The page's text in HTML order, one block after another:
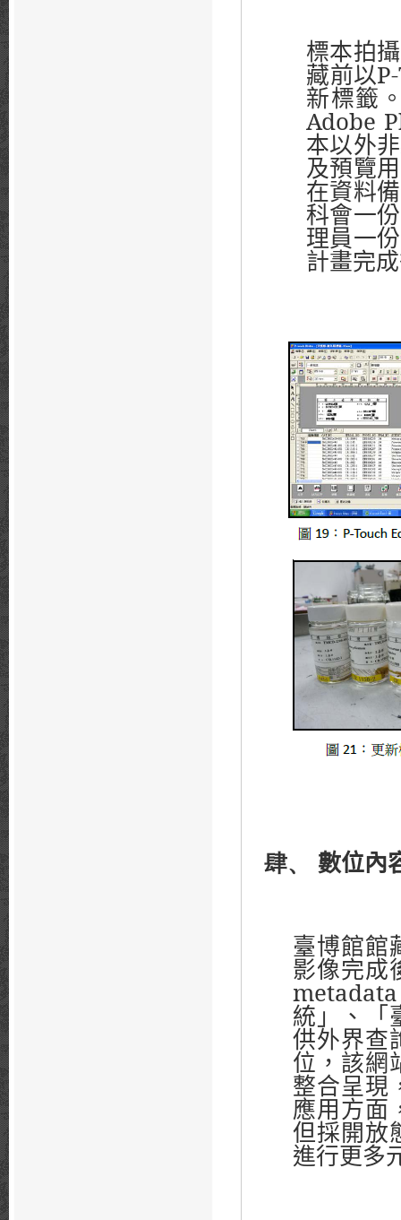
標本拍
藏前以
新標籤
Adobe
本以外
及預覽
在資料
科會一
理員一
計畫完
肆、 數位內
臺博館館
影像完成
metadata
統」、「
供外界查
位，該網
整合呈現
應用方面
但採開放
進行更多